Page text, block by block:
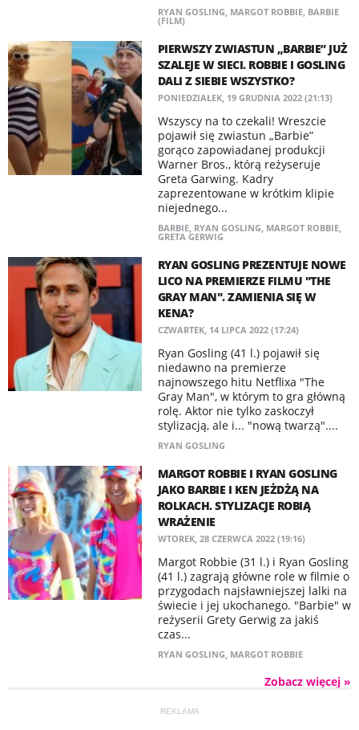
RYAN GOSLING, MARGOT ROBBIE, BARBIE
(FILM)
PIERWSZY ZWIASTUN „BARBIE” JUŻ
SZALEJE W SIECI. ROBBIE I GOSLING
DALI Z SIEBIE WSZYSTKO?
PONIEDZIAŁEK, 19 GRUDNIA 2022 (21:13)
Wszyscy na to czekali! Wreszcie
pojawił się zwiastun „Barbie”
gorąco zapowiadanej produkcji
Warner Bros., którą reżyseruje
Greta Garwing. Kadry
zaprezentowane w krótkim klipie
niejednego...
BARBIE, RYAN GOSLING, MARGOT ROBBIE,
GRETA GERWIG
RYAN GOSLING PREZENTUJE NOWE
LICO NA PREMIERZE FILMU "THE
GRAY MAN". ZAMIENIA SIĘ W
KENA?
CZWARTEK, 14 LIPCA 2022 (17:24)
Ryan Gosling (41 l.) pojawił się
niedawno na premierze
najnowszego hitu Netflixa "The
Gray Man", w którym to gra główną
rolę. Aktor nie tylko zaskoczył
stylizacją, ale i... "nową twarzą"....
RYAN GOSLING
MARGOT ROBBIE I RYAN GOSLING
JAKO BARBIE I KEN JEŻDŻĄ NA
ROLKACH. STYLIZACJE ROBIĄ
WRAŻENIE
WTOREK, 28 CZERWCA 2022 (19:16)
Margot Robbie (31 l.) i Ryan Gosling
(41 l.) zagrają główne role w filmie o
przygodach najsławniejszej lalki na
świecie i jej ukochanego. "Barbie" w
reżyserii Grety Gerwig za jakiś
czas...
RYAN GOSLING, MARGOT ROBBIE
Zobacz więcej »
REKLAMA